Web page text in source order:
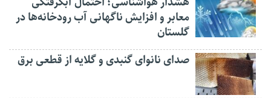
معابر و افزایش ناگهانی آب رودخانه‌ها در
گلستان
صدای نانوای گنبدی و گلایه از قطعی برق